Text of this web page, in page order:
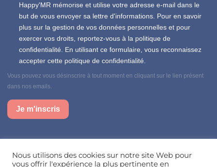
Happy'MR mémorise et utilise votre adresse e-mail dans le
but de vous envoyer sa lettre d'informations. Pour en savoir
plus sur la gestion de vos données personnelles et pour
exercer vos droits, reportez-vous à la politique de
confidentialité. En utilisant ce formulaire, vous reconnaissez
accepter cette politique de confidentialité.
Vous pouvez vous désinscrire à tout moment en cliquant sur le lien présent
dans nos emails.
Je m'inscris
Nous utilisons des cookies sur notre site Web pour
vous offrir l'expérience la plus pertinente en